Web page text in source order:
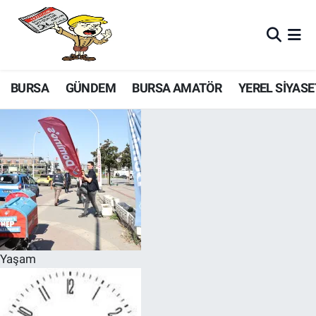
BURSA GÜNDEM BURSA AMATÖR YEREL
Yaşam